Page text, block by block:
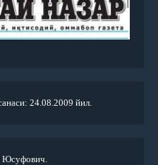
24.08.2009 йил.